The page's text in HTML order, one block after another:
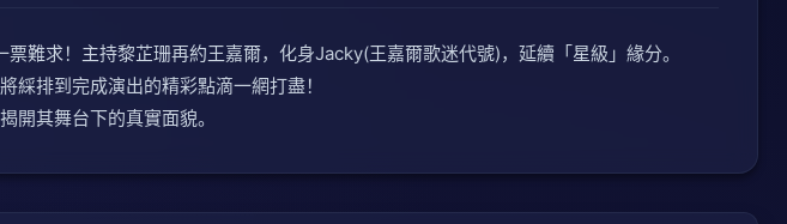
難求！主持黎芷珊再約王嘉爾，化身Jacky(王嘉爾歌迷代號)，延續「星級」緣分。
排到完成演出的精彩點滴一網打盡！
其舞台下的真實面貌。